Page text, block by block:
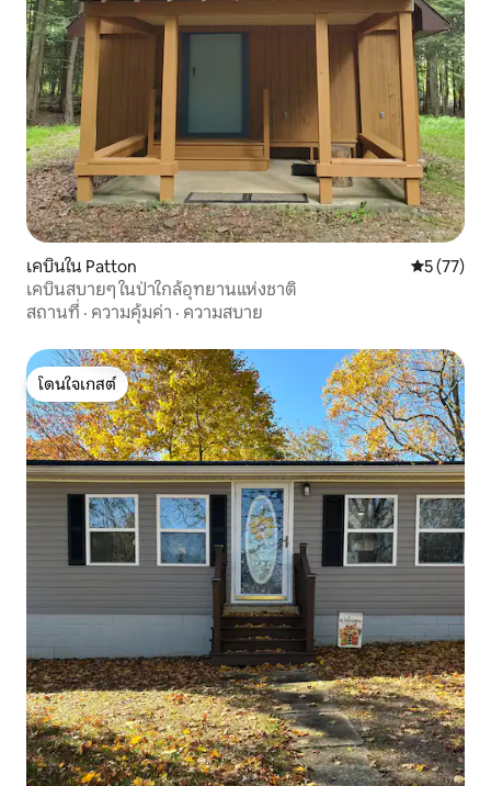
เคบินใน Patton คะแนนเฉลี่
5 (77)
เคบินสบายๆ ในป่าใกล้อุทยานแห่งชาติ
สถานที่ · ความคุ้มค่า · ความสบาย
โดนใจเกสต์
โดนใจเกสต์